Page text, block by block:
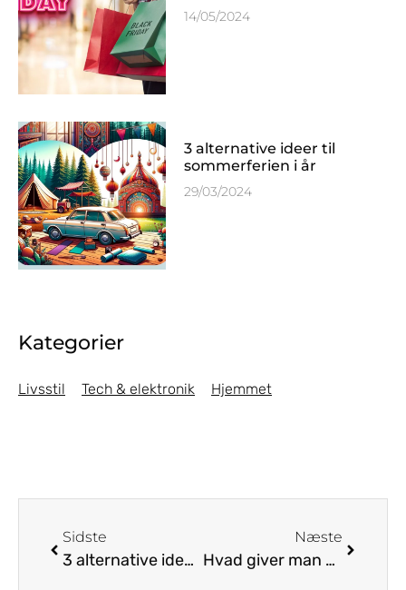
14/05/2024
3 alternative ideer til
sommerferien i år
29/03/2024
Kategorier
Livsstil Tech & elektronik Hjemmet
Sidste
3 alternative ideer til sommerferien i år
Næste
Hvad giver man sin partner i bryllupsgave?